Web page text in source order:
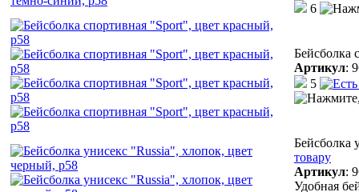
6
Бейсболка
Артикул:
5
Бейсболка
товару
Артикул:
Удобная